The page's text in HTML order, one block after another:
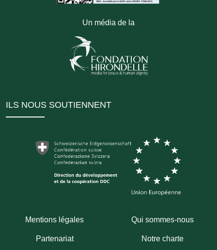
Un média de la
ILS NOUS SOUTIENNENT
Mentions légales Qui sommes-nous
Partenariat Notre charte